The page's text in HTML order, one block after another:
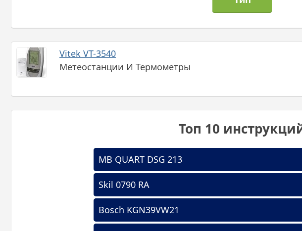
Vitek VT-3540
Метеостанции И Термометры
Топ 10
MB QUART DSG 213
Skil 0790 RA
Bosch KGN39VW21